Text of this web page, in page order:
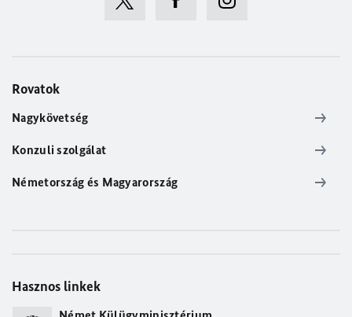
Rovatok
Nagykövetség
Konzuli szolgálat
Németország és Magyarország
Hasznos linkek